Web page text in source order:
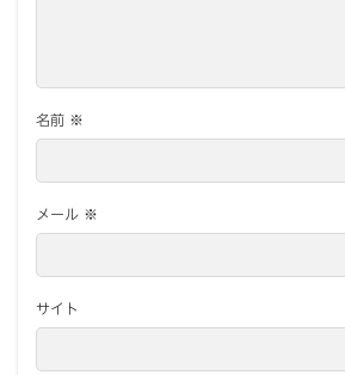
名前 ※
メール ※
サイト